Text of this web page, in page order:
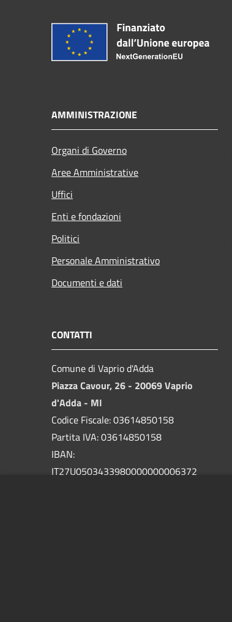
AMMINISTRAZIONE
Organi di Governo
Aree Amministrative
Uffici
Enti e fondazioni
Politici
Personale Amministrativo
Documenti e dati
CONTATTI
Comune di Vaprio d'Adda
Piazza Cavour, 26 - 20069 Vaprio
d'Adda - MI
Codice Fiscale: 03614850158
Partita IVA: 03614850158
IBAN:
IT27U0503433980000000006372